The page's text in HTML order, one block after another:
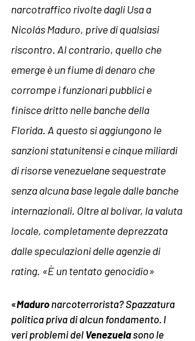
narcotraffico rivolte dagli Usa a
Nicolás Maduro, prive di qualsiasi
riscontro. Al contrario, quello che
emerge è un fiume di denaro che
corrompe i funzionari pubblici e
finisce dritto nelle banche della
Florida. A questo si aggiungono le
sanzioni statunitensi e cinque miliardi
di risorse venezuelane sequestrate
senza alcuna base legale dalle banche
internazionali. Oltre al bolívar, la valuta
locale, completamente deprezzata
dalle speculazioni delle agenzie di
rating. «È un tentato genocidio»
«Maduro narcoterrorista? Spazzatura
politica priva di alcun fondamento. I
veri problemi del Venezuela sono le